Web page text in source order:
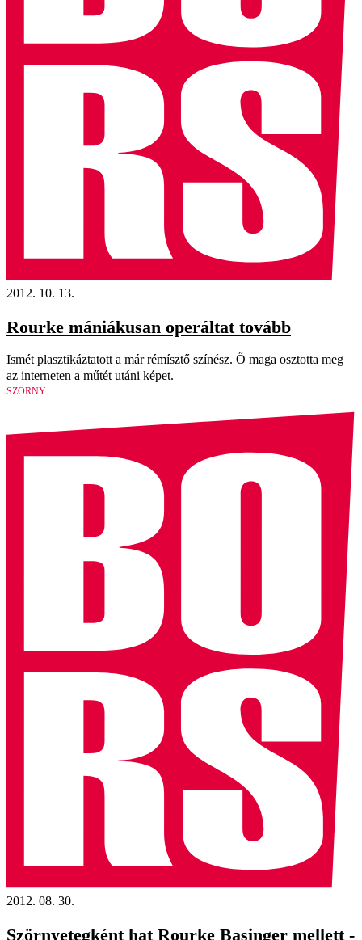
2012. 10. 13.
Rourke mániákusan operáltat tovább
Ismét plasztikáztatott a már rémísztő színész. Ő maga osztotta meg
az interneten a műtét utáni képet.
SZÖRNY
2012. 08. 30.
Szörnyetegként hat Rourke Basinger mellett -